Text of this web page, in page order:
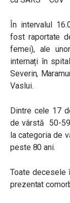
În intervalul
fost raportate
femei), ale
internați în
Severin,
Vaslui.
Dintre cele 17
de vârstă 50-
la categoria de
peste 80 ani.
Toate decesele
prezentat